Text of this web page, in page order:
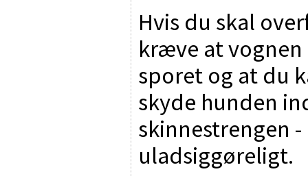
Hvis du skal
kræve at
sporet og at du
skyde hunden
skinnestrengen
uladsiggøreligt.